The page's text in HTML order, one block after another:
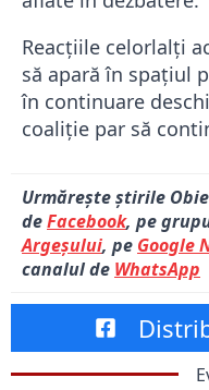
Reacțiile celorlalți
să apară în spațiul
în continuare
coaliție par să
Urmărește știrile
deFacebook, pe
Argeșului, pe Google
canalul de WhatsApp